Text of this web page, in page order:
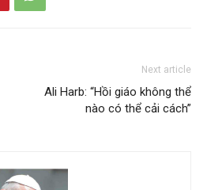
Next article
Ali Harb: “Hồi giáo không thể
nào có thể cải cách”